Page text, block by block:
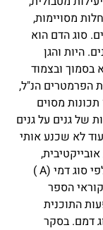
מסויימות,
סוג הדם הוא
היות והגן
בסמוך ובצמוד
הפרמטרים הנ"ל,
מסוים
של גנים על גנים
לא שכנע אותי
שיניתי את התזונה שלי לפי סוג דמי (A )
הספר
התוכנית
דמם. בסקר